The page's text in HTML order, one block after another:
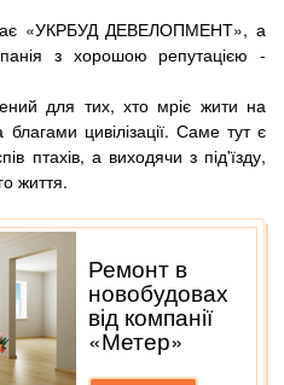
«УКРБУД ДЕВЕЛОПМЕНТ», а
з хорошою репутацією -
для тих, хто мріє жити на
благами цивілізації. Саме тут є
птахів, а виходячи з під'їзду,
життя.
Ремонт в
новобудовах
від компанії
«Метер»